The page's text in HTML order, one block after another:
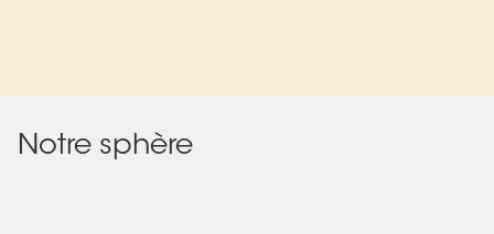
Notre sphère